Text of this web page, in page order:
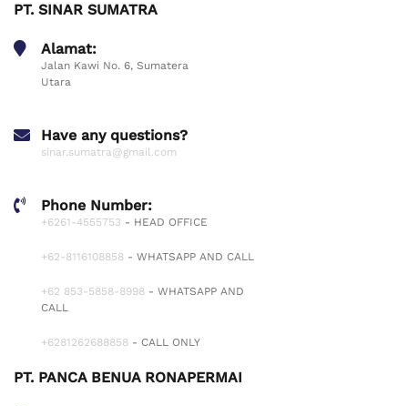
PT. SINAR SUMATRA
Alamat:
Jalan Kawi No. 6, Sumatera
Utara
Have any questions?
sinar.sumatra@gmail.com
Phone Number:
+6261-4555753 - HEAD OFFICE
+62-8116108858 - WHATSAPP AND CALL
+62 853-5858-8998 - WHATSAPP AND
CALL
+6281262688858 - CALL ONLY
PT. PANCA BENUA RONAPERMAI